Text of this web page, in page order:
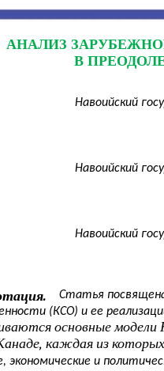
АНАЛИЗ
В
Навоийский
Навоийский
Навоийский
Статья
(КСО) и ее
основные
каждая из
экономические и